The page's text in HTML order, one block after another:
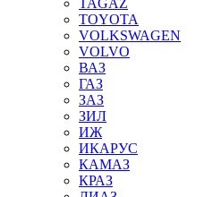
TAGAZ
TOYOTA
VOLKSWAGEN
VOLVO
ВАЗ
ГАЗ
ЗАЗ
ЗИЛ
ИЖ
ИКАРУС
КАМАЗ
КРАЗ